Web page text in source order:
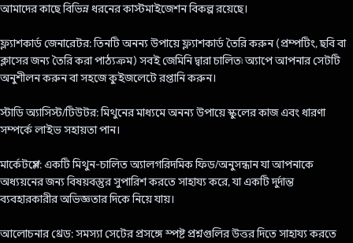
আমাদের কাছে বিভিন্ন ধরনের কাস্টমাইজেশন বিকল্প রয়েছে।
ফ্ল্যাশকার্ড জেনারেটর: তিনটি অনন্য উপায়ে ফ্ল্যাশকার্ড তৈরি করুন (প্রম্পটিং, ছবি বা
ক্লাসের জন্য তৈরি করা পাঠ্যক্রম) সবই জেমিনি দ্বারা চালিত৷ অ্যাপে আপনার সেটটি
অনুশীলন করুন বা সহজে কুইজলেটে রপ্তানি করুন।
স্টাডি অ্যাসিস্ট/টিউটর: মিথুনের মাধ্যমে অনন্য উপায়ে স্কুলের কাজ এবং ধারণা
সম্পর্কে লাইভ সহায়তা পান।
মার্কেটপ্লেস: একটি মিথুন-চালিত অ্যালগরিদমিক ফিড/অনুসন্ধান যা আপনাকে
অধ্যয়নের জন্য বিষয়বস্তুর সুপারিশ করতে সাহায্য করে, যা একটি দুর্দান্ত
ব্যবহারকারীর অভিজ্ঞতার দিকে নিয়ে যায়।
আলোচনার থ্রেড: সমস্যা সেটের প্রসঙ্গে স্পষ্ট প্রশ্নগুলির উত্তর দিতে সাহায্য করতে